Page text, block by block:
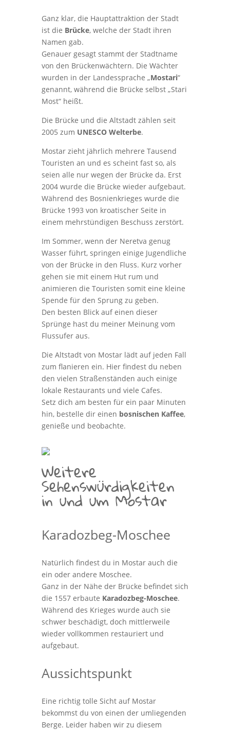
Ganz klar, die Hauptattraktion der Stadt
ist die Brücke, welche der Stadt ihren
Namen gab.
Genauer gesagt stammt der Stadtname
von den Brückenwächtern. Die Wächter
wurden in der Landessprache „Mostari“
genannt, während die Brücke selbst „Stari
Most“ heißt.
Die Brücke und die Altstadt zählen seit
2005 zum UNESCO Welterbe.
Mostar zieht jährlich mehrere Tausend
Touristen an und es scheint fast so, als
seien alle nur wegen der Brücke da. Erst
2004 wurde die Brücke wieder aufgebaut.
Während des Bosnienkrieges wurde die
Brücke 1993 von kroatischer Seite in
einem mehrstündigen Beschuss zerstört.
Im Sommer, wenn der Neretva genug
Wasser führt, springen einige Jugendliche
von der Brücke in den Fluss. Kurz vorher
gehen sie mit einem Hut rum und
animieren die Touristen somit eine kleine
Spende für den Sprung zu geben.
Den besten Blick auf einen dieser
Sprünge hast du meiner Meinung vom
Flussufer aus.
Die Altstadt von Mostar lädt auf jeden Fall
zum flanieren ein. Hier findest du neben
den vielen Straßenständen auch einige
lokale Restaurants und viele Cafes.
Setz dich am besten für ein paar Minuten
hin, bestelle dir einen bosnischen Kaffee,
genieße und beobachte.
Weitere
Sehenswürdigkeiten
in und um Mostar
Karadozbeg-Moschee
Natürlich findest du in Mostar auch die
ein oder andere Moschee.
Ganz in der Nähe der Brücke befindet sich
die 1557 erbaute Karadozbeg-Moschee.
Während des Krieges wurde auch sie
schwer beschädigt, doch mittlerweile
wieder vollkommen restauriert und
aufgebaut.
Aussichtspunkt
Eine richtig tolle Sicht auf Mostar
bekommst du von einen der umliegenden
Berge. Leider haben wir zu diesem